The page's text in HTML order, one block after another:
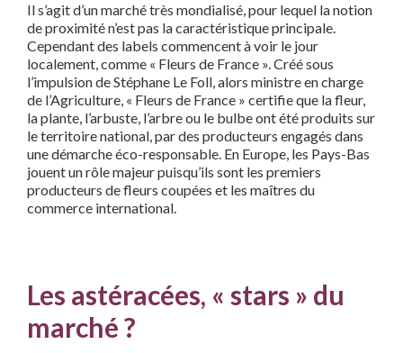
Il s’agit d’un marché très mondialisé, pour lequel la notion
de proximité n’est pas la caractéristique principale.
Cependant des labels commencent à voir le jour
localement, comme « Fleurs de France ». Créé sous
l’impulsion de Stéphane Le Foll, alors ministre en charge
de l’Agriculture, « Fleurs de France » certifie que la fleur,
la plante, l’arbuste, l’arbre ou le bulbe ont été produits sur
le territoire national, par des producteurs engagés dans
une démarche éco-responsable. En Europe, les Pays-Bas
jouent un rôle majeur puisqu’ils sont les premiers
producteurs de fleurs coupées et les maîtres du
commerce international.
Les astéracées, « stars » du
marché ?